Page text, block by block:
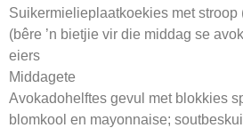
Suikermielieplaatkoekies met stroop
(bêre ’n bietjie vir die middag se
eiers
Middagete
Avokadohelftes gevul met blokkies
blomkool en mayonnaise;